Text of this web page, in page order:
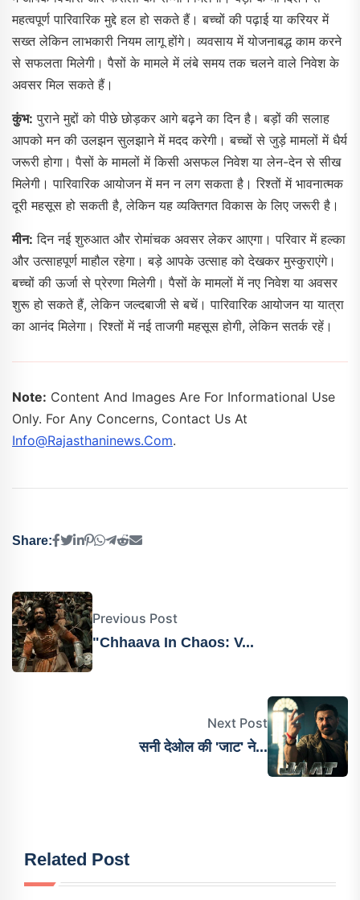
महत्वपूर्ण पारिवारिक मुद्दे हल हो सकते हैं। बच्चों की पढ़ाई या करियर में
सख्त लेकिन लाभकारी नियम लागू होंगे। व्यवसाय में योजनाबद्ध काम करने
से सफलता मिलेगी। पैसों के मामले में लंबे समय तक चलने वाले निवेश के
अवसर मिल सकते हैं।
कुंभ: पुराने मुद्दों को पीछे छोड़कर आगे बढ़ने का दिन है। बड़ों की सलाह
आपको मन की उलझन सुलझाने में मदद करेगी। बच्चों से जुड़े मामलों में धैर्य
जरूरी होगा। पैसों के मामलों में किसी असफल निवेश या लेन-देन से सीख
मिलेगी। पारिवारिक आयोजन में मन न लग सकता है। रिश्तों में भावनात्मक
दूरी महसूस हो सकती है, लेकिन यह व्यक्तिगत विकास के लिए जरूरी है।
मीन: दिन नई शुरुआत और रोमांचक अवसर लेकर आएगा। परिवार में हल्का
और उत्साहपूर्ण माहौल रहेगा। बड़े आपके उत्साह को देखकर मुस्कुराएंगे।
बच्चों की ऊर्जा से प्रेरणा मिलेगी। पैसों के मामलों में नए निवेश या अवसर
शुरू हो सकते हैं, लेकिन जल्दबाजी से बचें। पारिवारिक आयोजन या यात्रा
का आनंद मिलेगा। रिश्तों में नई ताजगी महसूस होगी, लेकिन सतर्क रहें।
Note: Content And Images Are For Informational Use
Only. For Any Concerns, Contact Us At
Info@rajasthaninews.com.
Share:
Previous Post
"Chhaava In Chaos: V...
Next Post
सनी देओल की 'जाट' ने...
Related Post